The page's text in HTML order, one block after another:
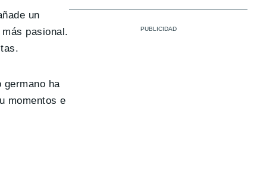
un
pasional.
ha
momentos e